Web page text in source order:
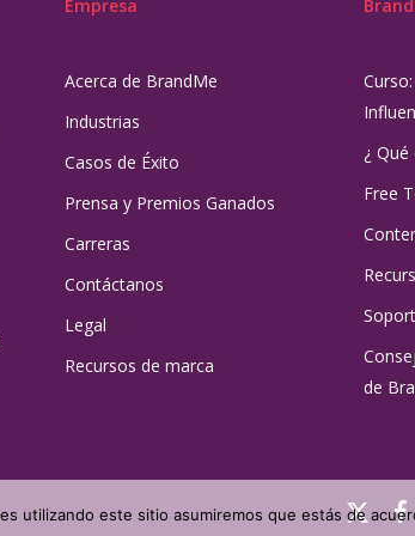
Empresa
Acerca de BrandMe
Industrias
Casos de Éxito
Prensa y Premios Ganados
Carreras
Contáctanos
Legal
Recursos de marca
¿ Qué
Free
de
x-
utilizando este sitio asumiremos que estás de